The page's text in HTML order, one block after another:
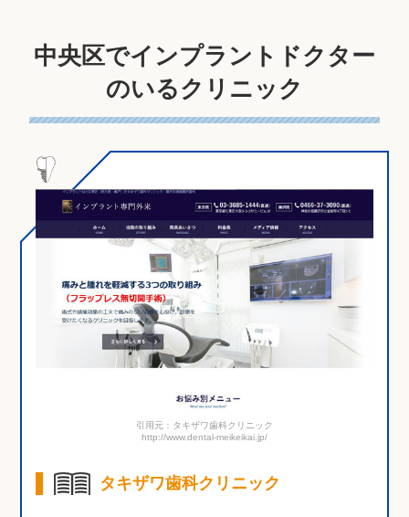
中央区でインプラントドクター
のいるクリニック
引用元：タキザワ歯科クリニック
http://www.dental-meikeikai.jp/
タキザワ歯科クリニック